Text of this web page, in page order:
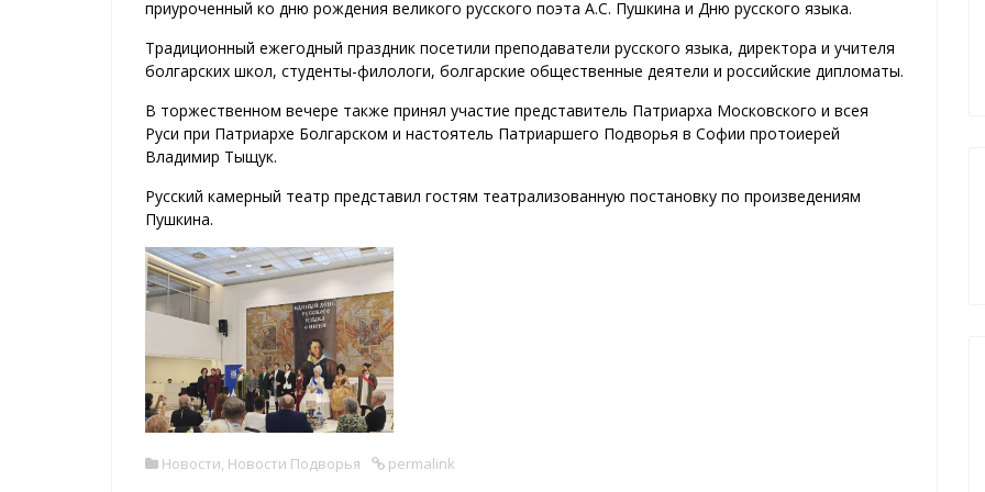
приуроченный ко дню рождения великого русского поэта А.С. Пушкина и Дню русского языка.
Традиционный ежегодный праздник посетили преподаватели русского языка, директора и учителя
болгарских школ, студенты-филологи, болгарские общественные деятели и российские дипломаты.
В торжественном вечере также принял участие представитель Патриарха Московского и всея
Руси при Патриархе Болгарском и настоятель Патриаршего Подворья в Софии протоиерей
Владимир Тыщук.
Русский камерный театр представил гостям театрализованную постановку по произведениям
Пушкина.
Новости, Новости Подворья permalink